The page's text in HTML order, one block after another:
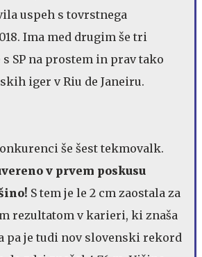
uspeh s tovrstnega
Ima med drugim še tri
SP na prostem in prav tako
iger v Riu de Janeiru.
še šest tekmovalk.
v prvem poskusu
S tem je le 2 cm zaostala za
rezultatom v karieri, ki znaša
pa je tudi nov slovenski rekord